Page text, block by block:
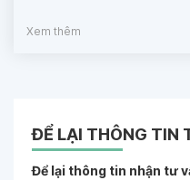
Xem thêm
ĐỂ LẠI THÔNG TIN
Để lại thông tin nhận tư